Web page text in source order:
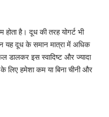
है। दूध की तरह योगर्ट भी
यह दूध के समान मात्रा में अधिक
डालकर इस स्वादिष्ट और ज्यादा
लिए हमेशा कम या बिना चीनी और